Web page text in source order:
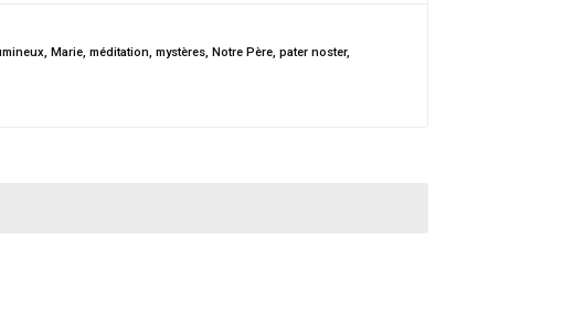
, Marie, méditation, mystères, Notre Père, pater noster,